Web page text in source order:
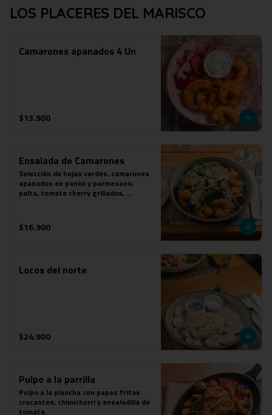
LOS PLACERES DEL MARISCO
Camarones apanados 4 Un
$13.900
Ensalada de Camarones
Selección de hojas verdes, camarones
apanados en panko y parmesano,
palta, tomate cherry grillados,
$16.900
Locos del norte
$24.900
Pulpo a la parrilla
Pulpo a la plancha con papas fritas
crocantes, chimichurri y ensaladilla de
tomate.